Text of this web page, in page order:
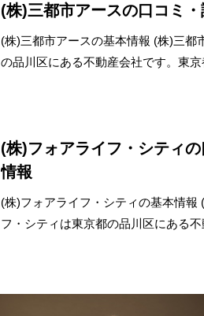
(株)三都市アースの口コミ
(株)三都市アースの基本情報 (株)三都
の品川区にある不動産会社です。東
(株)フォアライフ・シティ
情報
(株)フォアライフ・シティの基本情報
フ・シティは東京都の品川区にある